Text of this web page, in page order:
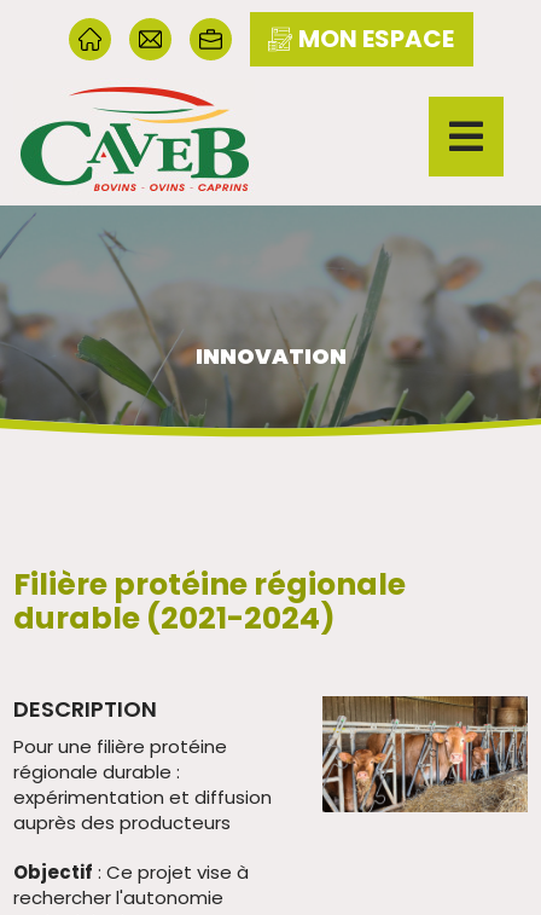
MON ESPACE
INNOVATION
Filière protéine régionale
durable (2021-2024)
DESCRIPTION
Pour une filière protéine
régionale durable :
expérimentation et diffusion
auprès des producteurs
Objectif : Ce projet vise à
rechercher l'autonomie